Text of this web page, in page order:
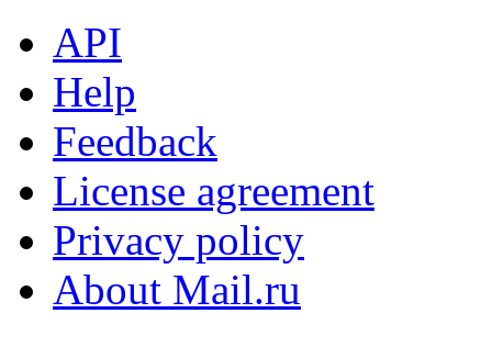
API
Help
Feedback
License agreement
Privacy policy
About Mail.ru